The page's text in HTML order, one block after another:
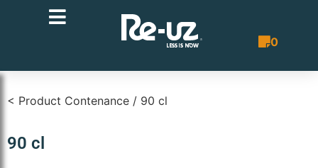
0
Bon de
< Product Contenance / 90 cl
90 cl